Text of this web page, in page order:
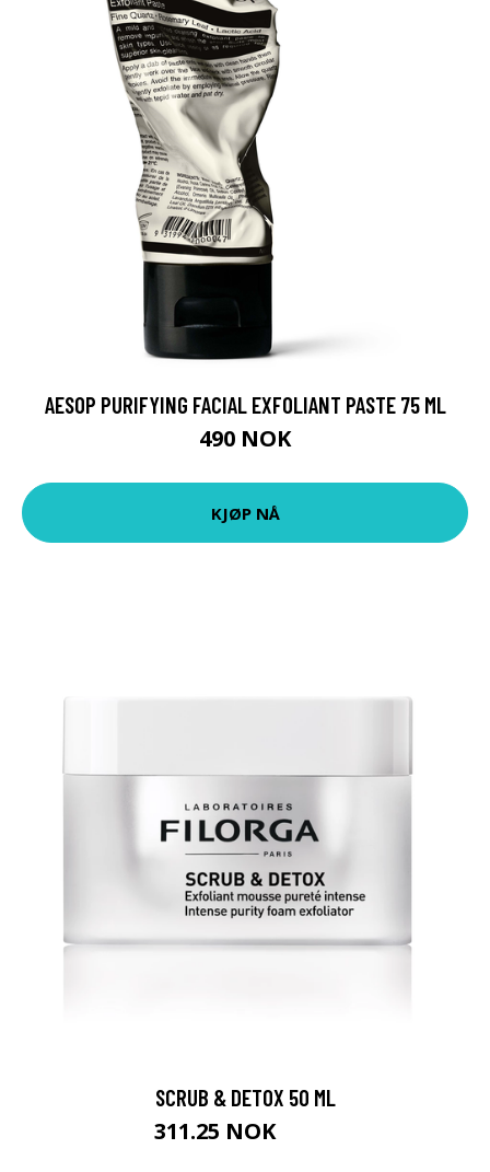
AESOP PURIFYING FACIAL EXFOLIANT PASTE 75 ML
490 NOK
KJØP NÅ
SCRUB & DETOX 50 ML
311.25 NOK